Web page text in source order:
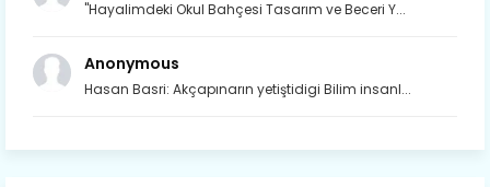
"Hayalimdeki Okul Bahçesi Tasarım ve Beceri Y...
Anonymous
Hasan Basri: Akçapınarın yetiştidigi Bilim insanl...